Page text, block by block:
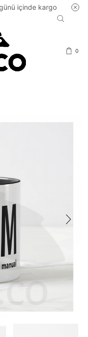
içinde kargo
0